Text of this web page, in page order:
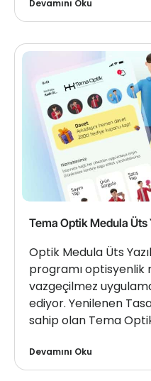
Devamını Oku
Tema Optik Medula Üts
Optik Medula Üts
programı optisyenlik
vazgeçilmez
ediyor. Yenilenen
sahip olan Tema
Devamını Oku